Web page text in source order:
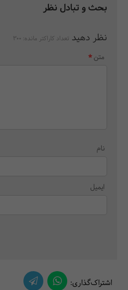
بحث و تبادل نظر
نظر دهید تعداد کاراکتر مانده: 300
متن
نام
ایمیل
اشتراک‌گذاری: